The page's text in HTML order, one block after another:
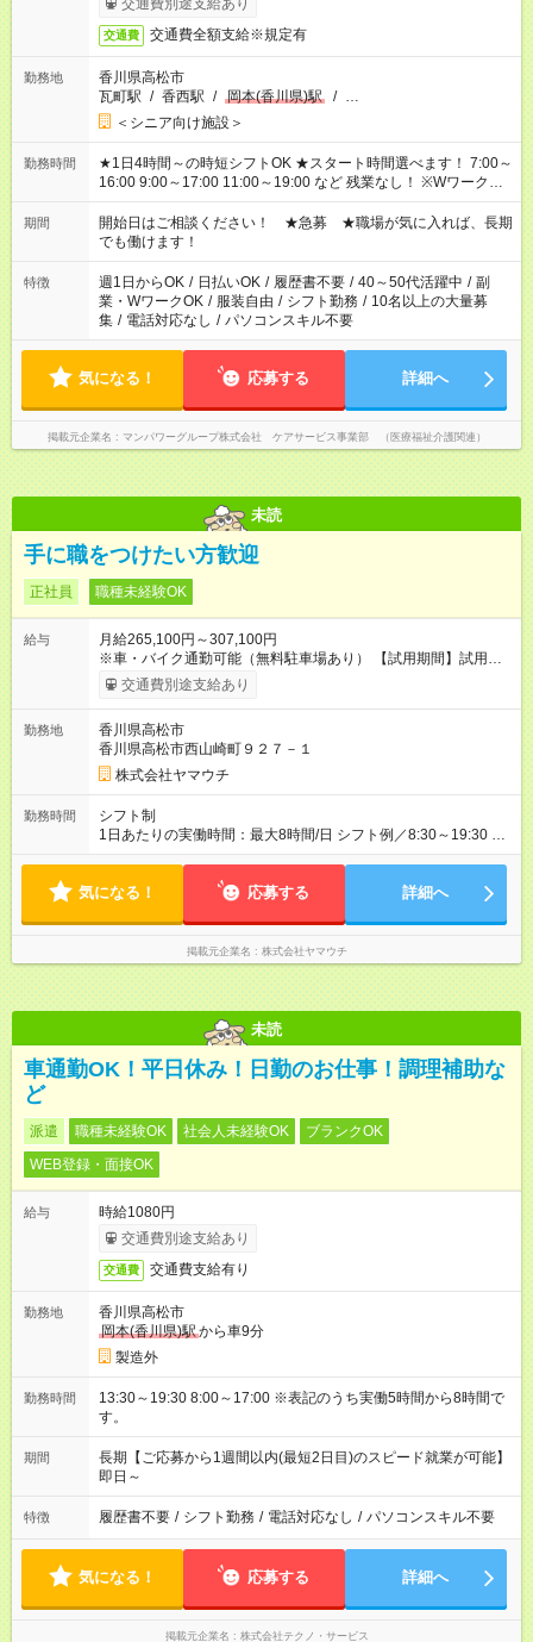
交通費別途支給あり
交通費 交通費全額支給※規定有
勤務地
香川県高松市
瓦町駅 / 香西駅 / 岡本(香川県)駅 / …
＜シニア向け施設＞
勤務時間
★1日4時間～の時短シフトOK ★スタート時間選べます！ 7:00～
16:00 9:00～17:00 11:00～19:00 など 残業なし！ ※Wワークの
場合、他のお仕事と合わせ週40時間超の就業はご案内できませ
ん ※法令に基づき、週20時間以上勤務は社会保険への加入対象
となります ※労働者派遣法（日雇い派遣の原則禁止）により、
短時間・短期間の就業はご案内が難しい場合があります
期間
開始日はご相談ください！ ★急募 ★職場が気に入れば、長期
でも働けます！
特徴 週1日からOK / 日払いOK / 履歴書不要 / 40～50代活躍中 / 副
業・WワークOK / 服装自由 / シフト勤務 / 10名以上の大量募
集 / 電話対応なし / パソコンスキル不要
気になる！ 応募する 詳細へ
掲載元企業名 マンパワーグループ株式会社 ケアサービス事業部 （医療福祉介護関連）
未読
手に職をつけたい方歓迎
正社員 職種未経験OK
給与
月給265,100円～307,100円
※車・バイク通勤可能（無料駐車場あり） 【試用期間】試用期
間あり 試用期間の長さ：6ヶ月 雇用形態、給与は本採用時と同
じです。
交通費別途支給あり
勤務地
香川県高松市
香川県高松市西山崎町９２７－１
株式会社ヤマウチ
勤務時間
シフト制
1日あたりの実働時間：最大8時間/日 シフト例／8:30～19:30 月
9～11日の公休 上記時間帯のなかで、実働8時間・休憩1時間
気になる！ 応募する 詳細へ
掲載元企業名 株式会社ヤマウチ
未読
車通勤OK！平日休み！日勤のお仕事！調理補助な
ど
派遣 職種未経験OK 社会人未経験OK
ブランクOK
WEB登録・面接OK
給与
時給1080円
交通費別途支給あり
交通費 交通費支給有り
勤務地
香川県高松市
岡本(香川県)駅から車9分
製造外
勤務時間
13:30～19:30 8:00～17:00 ※表記のうち実働5時間から8時間で
す。
期間
長期【ご応募から1週間以内(最短2日目)のスピード就業が可能】
即日～
特徴 履歴書不要 / シフト勤務 / 電話対応なし / パソコンスキル不要
気になる！ 応募する 詳細へ
掲載元企業名 株式会社テクノ・サービス